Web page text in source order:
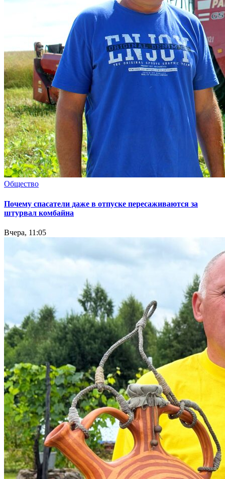
Общество
Почему спасатели даже в отпуске пересаживаются за
штурвал комбайна
Вчера, 11:05